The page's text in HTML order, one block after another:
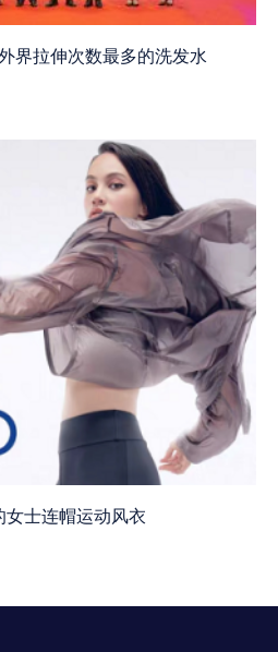
界拉伸次数最多的洗发水
女士连帽运动风衣